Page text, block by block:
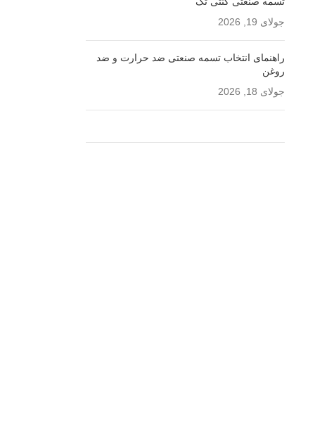
جولای 19, 2026
راهنمای انتخاب تسمه صنعتی ضد حرارت و ضد
روغن
جولای 18, 2026